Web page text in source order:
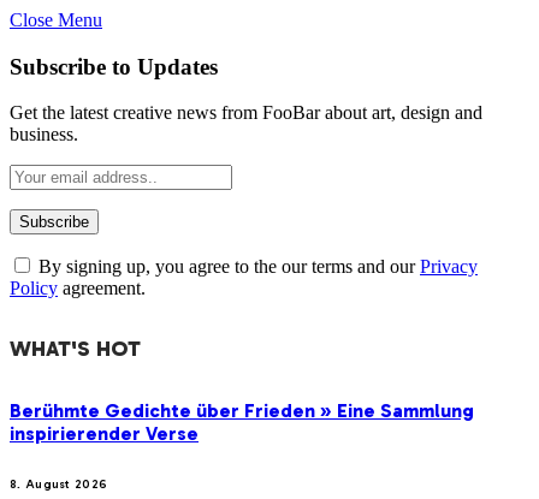
Close Menu
Subscribe to Updates
Get the latest creative news from FooBar about art, design and
business.
By signing up, you agree to the our terms and ourPrivacy
Policy agreement.
WHAT'S HOT
Berühmte Gedichte über Frieden » Eine Sammlung
inspirierender Verse
8. August 2026